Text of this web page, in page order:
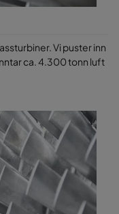
Vi puster inn
ca. 4.300 tonn luft